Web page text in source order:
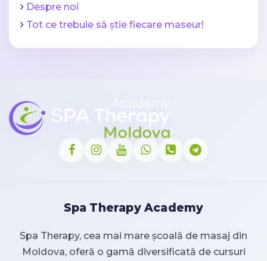
Despre noi
Tot ce trebuie să știe fiecare maseur!
Spa Therapy Academy
Spa Therapy, cea mai mare școală de masaj din
Moldova, oferă o gamă diversificată de cursuri